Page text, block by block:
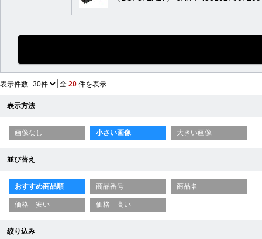
表示件数 全 20 件を表示
表示方法
画像なし 小さい画像 大きい画像
並び替え
おすすめ商品順 商品番号 商品名
価格—安い 価格—高い
絞り込み